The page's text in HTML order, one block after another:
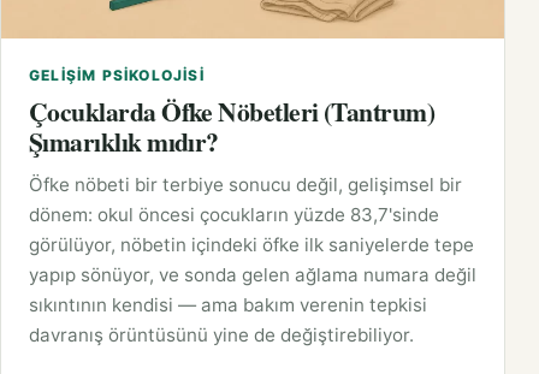
GELIŞIM PSIKOLOJISI
Çocuklarda Öfke Nöbetleri (Tantrum)
Şımarıklık mıdır?
Öfke nöbeti bir terbiye sonucu değil, gelişimsel bir
dönem: okul öncesi çocukların yüzde 83,7'sinde
görülüyor, nöbetin içindeki öfke ilk saniyelerde tepe
yapıp sönüyor, ve sonda gelen ağlama numara değil
sıkıntının kendisi — ama bakım verenin tepkisi
davranış örüntüsünü yine de değiştirebiliyor.